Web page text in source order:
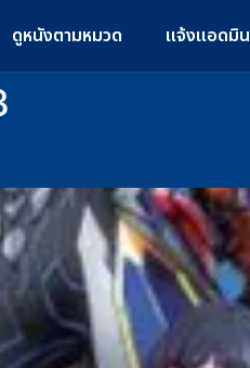
ดูหนังตามหมวด แจ้งแอดมิน